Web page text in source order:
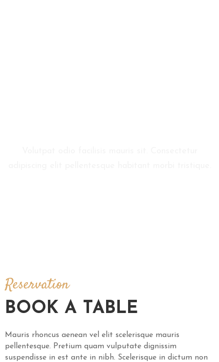
Reservation
BOOK A TABLE
Mauris rhoncus aenean vel elit scelerisque mauris
pellentesque. Pretium quam vulputate dignissim
suspendisse in est ante in nibh. Scelerisque in dictum non